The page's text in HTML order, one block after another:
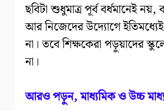
ছবিটা শুধুমাত্র পূর্ব বর্ধমানেই নয়,
আর নিজেদের উদ্যোগে
না। তবে শিক্ষকেরা পড়ুয়াদের
না।
আরও পড়ুন, মাধ্যমিক ও উচ্চ